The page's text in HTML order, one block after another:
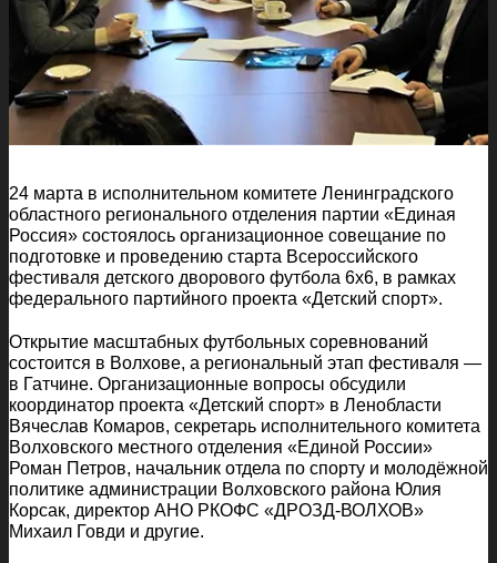
24 марта в исполнительном комитете Ленинградского
областного регионального отделения партии «Единая
Россия» состоялось организационное совещание по
подготовке и проведению старта Всероссийского
фестиваля детского дворового футбола 6х6, в рамках
федерального партийного проекта «Детский спорт».
Открытие масштабных футбольных соревнований
состоится в Волхове, а региональный этап фестиваля —
в Гатчине. Организационные вопросы обсудили
координатор проекта «Детский спорт» в Ленобласти
Вячеслав Комаров, секретарь исполнительного комитета
Волховского местного отделения «Единой России»
Роман Петров, начальник отдела по спорту и молодёжной
политике администрации Волховского района Юлия
Корсак, директор АНО РКОФС «ДРОЗД-ВОЛХОВ»
Михаил Говди и другие.